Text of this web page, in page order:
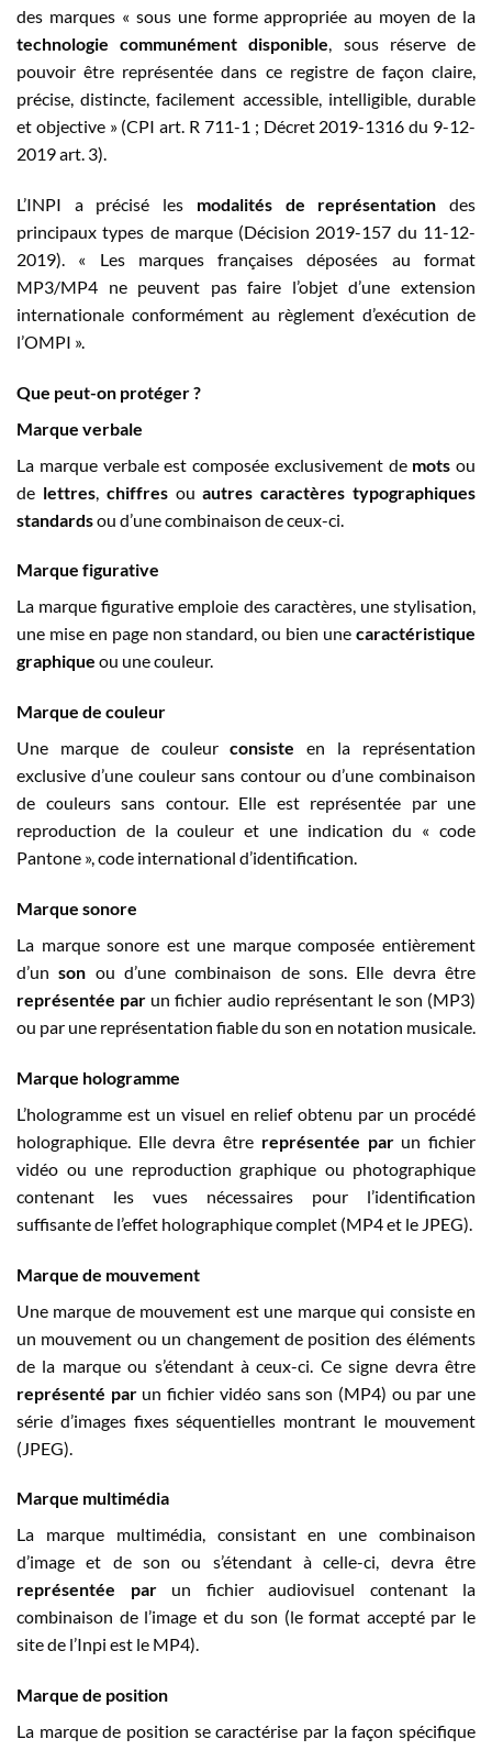
des marques « sous une forme appropriée au moyen de la
technologie communément disponible, sous réserve de
pouvoir être représentée dans ce registre de façon claire,
précise, distincte, facilement accessible, intelligible, durable
et objective » (CPI art. R 711-1 ; Décret 2019-1316 du 9-12-
2019 art. 3).
L’INPI a précisé les modalités de représentation des
principaux types de marque (Décision 2019-157 du 11-12-
2019). « Les marques françaises déposées au format
MP3/MP4 ne peuvent pas faire l’objet d’une extension
internationale conformément au règlement d’exécution de
l’OMPI ».
Que peut-on protéger ?
Marque verbale
La marque verbale est composée exclusivement de mots ou
de lettres, chiffresouautres caractères typographiques
standardsou d’une combinaison de ceux-ci.
Marque figurative
La marque figurative emploie des caractères, une stylisation,
une mise en page non standard, ou bien une caractéristique
graphique ou une couleur.
Marque de couleur
Une marque de couleurconsiste en la représentation
exclusive d’une couleur sans contour ou d’une combinaison
de couleurs sans contour. Elle est représentée par une
reproduction de la couleur et une indication du « code
Pantone », code international d’identification.
Marque sonore
La marque sonore est une marque composée entièrement
d’unson ou d’une combinaison de sons. Elle devra être
représentée par un fichier audio représentant le son (MP3)
ou par une représentation fiable du son en notation musicale.
Marque hologramme
L’hologramme est un visuel en relief obtenu par un procédé
holographique. Elle devra être représentée parun fichier
vidéo ou une reproduction graphique ou photographique
contenant les vues nécessaires pour l’identification
suffisante de l’effet holographique complet (MP4 et le JPEG).
Marque de mouvement
Une marque de mouvement est une marque qui consiste en
un mouvement ou un changement de position des éléments
de la marque ou s’étendant à ceux-ci. Ce signe devra être
représenté parun fichier vidéo sans son (MP4) ou par une
série d’images fixes séquentielles montrant le mouvement
(JPEG).
Marque multimédia
La marque multimédia, consistant en une combinaison
d’image et de son ou s’étendant à celle-ci, devra être
représentée parun fichier audiovisuel contenant la
combinaison de l’image et du son (le format accepté par le
site de l’Inpi est le MP4).
Marque de position
La marque de position se caractérise par la façon spécifique